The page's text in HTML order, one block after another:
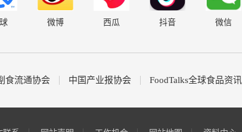
微博 西瓜 抖音 微信
食流通协会 中国产业报协会 FoodTalks全球食品资讯